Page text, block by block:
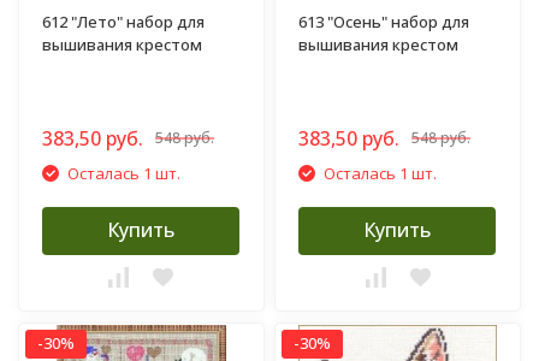
612 "Лето" набор для
вышивания крестом
383,50 руб. 548 руб.
Осталась 1 шт.
Купить
613 "Осень" набор для
вышивания крестом
383,50 руб. 548 руб.
Осталась 1 шт.
Купить
-30% -30%